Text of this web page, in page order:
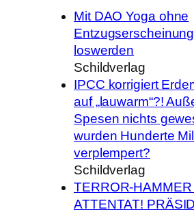
Mit DAO Yoga ohne
loswerden
Schildverlag
IPCC korrigiert
auf „lauwarm“?!
Spesen nichts
wurden Hunderte
verplempert?
Schildverlag
TERROR-
ATTENTAT!